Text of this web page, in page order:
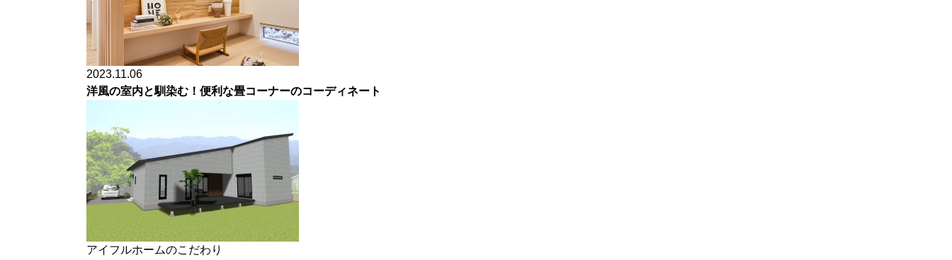
2023.11.06
洋風の室内と馴染む！便利な畳コーナーのコーディネート
アイフルホームのこだわり